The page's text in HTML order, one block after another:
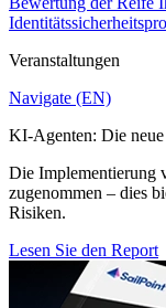
Veranstaltungen
Navigate (EN)
KI-Agenten: Die
Die Implementierung
zugenommen – dies
Risiken.
Lesen Sie den Report